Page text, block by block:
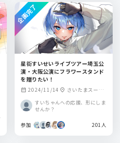
星街すいせいライブツアー埼玉公
演・大阪公演にフラワースタンド
を贈りたい！
calendar_month 2024/11/14 location_on さいたまスーパ
きにアリーナ舞洲
すいちゃんへの応援、形にしま
せんか？
参加 201人
企画完了